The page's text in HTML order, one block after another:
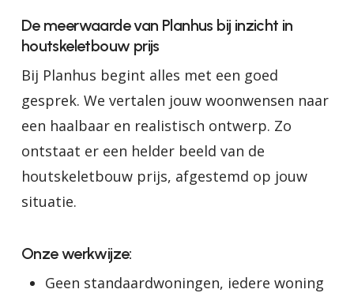
De meerwaarde van Planhus bij inzicht in
houtskeletbouw prijs
Bij Planhus begint alles met een goed
gesprek. We vertalen jouw woonwensen naar
een haalbaar en realistisch ontwerp. Zo
ontstaat er een helder beeld van de
houtskeletbouw prijs, afgestemd op jouw
situatie.
Onze werkwijze:
Geen standaardwoningen, iedere woning